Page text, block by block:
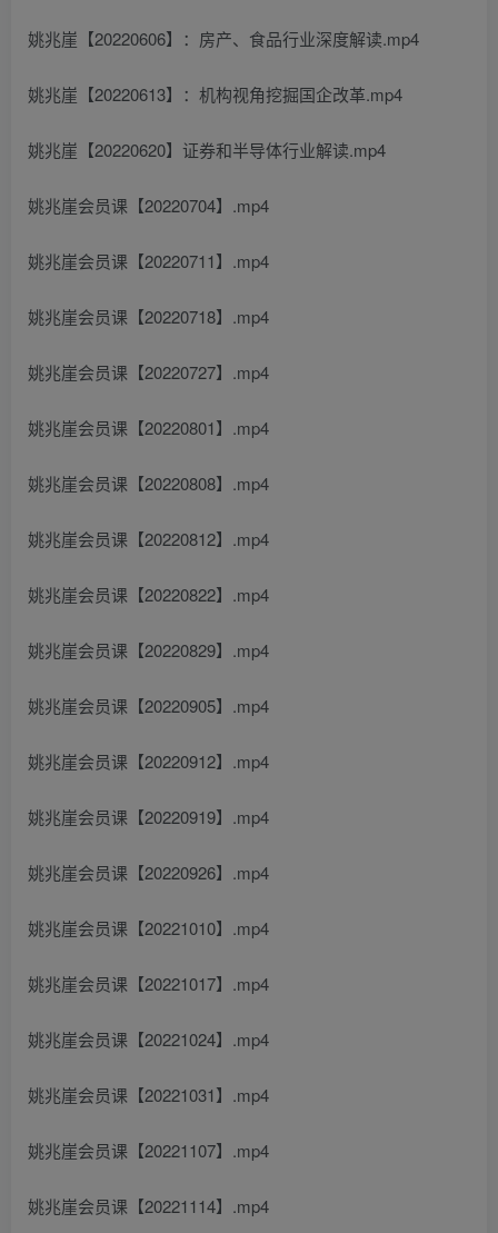
姚兆崖【20220606】：房产、食品行业深度解读.mp4
姚兆崖【20220613】：机构视角挖掘国企改革.mp4
姚兆崖【20220620】证券和半导体行业解读.mp4
姚兆崖会员课【20220704】.mp4
姚兆崖会员课【20220711】.mp4
姚兆崖会员课【20220718】.mp4
姚兆崖会员课【20220727】.mp4
姚兆崖会员课【20220801】.mp4
姚兆崖会员课【20220808】.mp4
姚兆崖会员课【20220812】.mp4
姚兆崖会员课【20220822】.mp4
姚兆崖会员课【20220829】.mp4
姚兆崖会员课【20220905】.mp4
姚兆崖会员课【20220912】.mp4
姚兆崖会员课【20220919】.mp4
姚兆崖会员课【20220926】.mp4
姚兆崖会员课【20221010】.mp4
姚兆崖会员课【20221017】.mp4
姚兆崖会员课【20221024】.mp4
姚兆崖会员课【20221031】.mp4
姚兆崖会员课【20221107】.mp4
姚兆崖会员课【20221114】.mp4